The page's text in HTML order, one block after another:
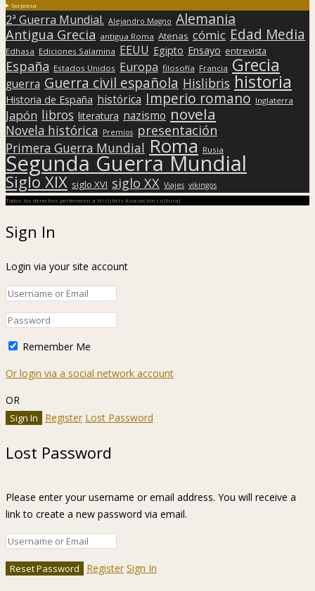
Sorpresa
2ª Guerra Mundial. Alejandro Magno Alemania
Antigua Grecia antigua Roma Atenas cómic Edad Media
Edhasa Ediciones Salamina EEUU Egipto Ensayo entrevista
España Estados Unidos Europa filosofía Francia Grecia
guerra Guerra civil española Hislibris historia
Historia de España histórica Imperio romano Inglaterra
Japón libros literatura nazismo novela
Novela histórica Premios presentación
Primera Guerra Mundial Roma Rusia
Segunda Guerra Mundial
Siglo XIX siglo XVI siglo XX Viajes vikingos
Todos los derechos pertenecen a Hislibris Asociación cultural
Sign In
Login via your site account
Remember Me
Or login via a social network account
OR
Register Lost Password
Lost Password
Please enter your username or email address. You will receive a
link to create a new password via email.
Register Sign In